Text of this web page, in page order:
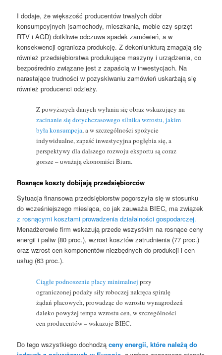
I dodaje, że większość producentów trwałych dóbr
konsumpcyjnych (samochody, mieszkania, meble czy sprzęt
RTV i AGD) dotkliwie odczuwa spadek zamówień, a w
konsekwencji ogranicza produkcję. Z dekoniunkturą zmagają się
również przedsiębiorstwa produkujące maszyny i urządzenia, co
bezpośrednio związane jest z zapaścią w inwestycjach. Na
narastające trudności w pozyskiwaniu zamówień uskarżają się
również producenci odzieży.
Z powyższych danych wyłania się obraz wskazujący na
zacinanie się dotychczasowego silnika wzrostu, jakim
była konsumpcja, a w szczególności spożycie
indywidualne, zapaść inwestycyjna pogłębia się, a
perspektywy dla dalszego rozwoju eksportu są coraz
gorsze – uważają ekonomiści Biura.
Rosnące koszty dobijają przedsiębiorców
Sytuacja finansowa przedsiębiorstw pogorszyła się w stosunku
do wcześniejszego miesiąca, co jak zauważa BIEC, ma związek
z rosnącymi kosztami prowadzenia działalności gospodarczej.
Menadżerowie firm wskazują przede wszystkim na rosnące ceny
energii i paliw (80 proc.), wzrost kosztów zatrudnienia (77 proc.)
oraz wzrost cen komponentów niezbędnych do produkcji i cen
usług (63 proc.).
Ciągłe podnoszenie płacy minimalnej przy
ograniczonej podaży siły roboczej nakręca spiralę
żądań płacowych, prowadząc do wzrostu wynagrodzeń
daleko powyżej tempa wzrostu cen, w szczególności
cen producentów – wskazuje BIEC.
Do tego wszystkiego dochodzą ceny energii, które należą do